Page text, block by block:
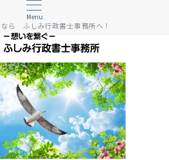
Menu
ら ふしみ行政書士事務所へ！